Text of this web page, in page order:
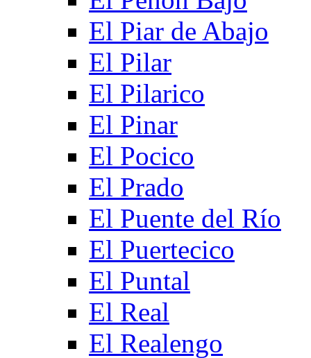
El Piar de Abajo
El Pilar
El Pilarico
El Pinar
El Pocico
El Prado
El Puente del Río
El Puertecico
El Puntal
El Real
El Realengo